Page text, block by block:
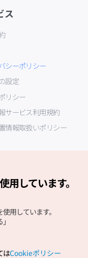
ス
シーポリシー
設定
リシー
サービス利用規約
情報取扱いポリシー
しています。
用しています。
はCookieポリシー